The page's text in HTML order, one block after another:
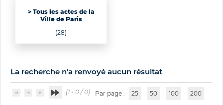
> Tous les actes de la
Ville de Paris
(28)
La recherche n'a renvoyé aucun résultat
(1 - 0 / 0) Par page : 25 50 100 200